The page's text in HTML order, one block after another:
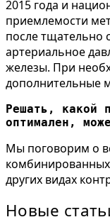
2015 года и
приемлемости
после тщательно
артериальное
железы. При
дополнительные
Решать, какой
оптимален,
Мы поговорим о
других видах
Новые